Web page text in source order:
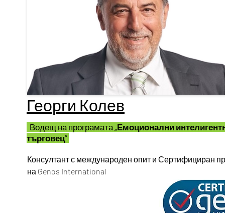
Георги Колев
Водещ на програмата „Емоционални
търговец“
Консултант с международен опит и Сертифициран
на Genos International